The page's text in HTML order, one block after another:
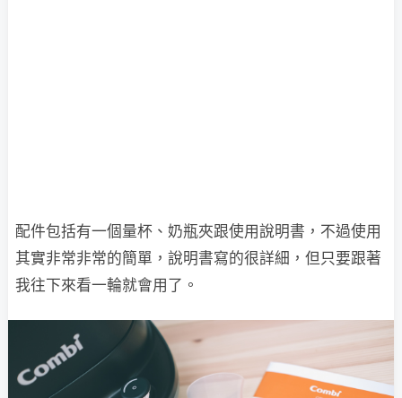
配件包括有一個量杯、奶瓶夾跟使用說明書，不過使用
其實非常非常的簡單，說明書寫的很詳細，但只要跟著
我往下來看一輪就會用了。